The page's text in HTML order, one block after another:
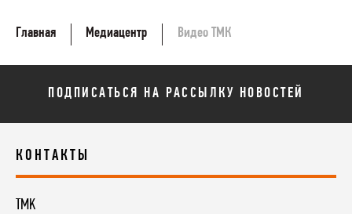
Главная Медиацентр Видео ТМК
ПОДПИСАТЬСЯ НА РАССЫЛКУ НОВОСТЕЙ
КОНТАКТЫ
TMK